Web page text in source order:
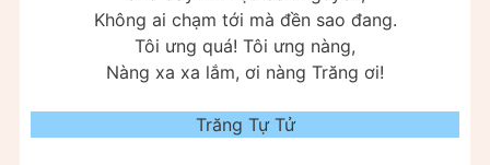
Không ai chạm tới mà đền sao đang.
Tôi ưng quá! Tôi ưng nàng,
Nàng xa xa lắm, ơi nàng Trăng ơi!
Trăng Tự Tử